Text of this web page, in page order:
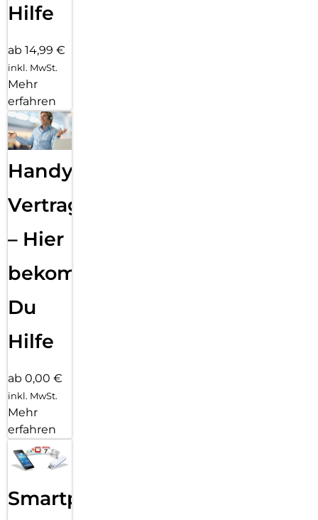
Hilfe
ab 14,99 €
inkl. MwSt.
Mehr
erfahren
Handy
Vertragsabwicklung
– Hier
bekommst
Du
Hilfe
ab 0,00 €
inkl. MwSt.
Mehr
erfahren
Smartphone